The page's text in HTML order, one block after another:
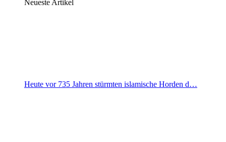
Neueste Artikel
Heute vor 735 Jahren stürmten islamische Horden d…